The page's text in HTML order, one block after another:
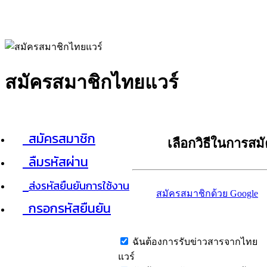
สมัครสมาชิกไทยแวร์
สมัครสมาชิก
ลืมรหัสผ่าน
ส่งรหัสยืนยันการใช้งาน
กรอกรหัสยืนยัน
เลือกวิธีในการส
สมัครสมาชิกด้วย Google
ฉันต้องการรับข่าวสารจากไทย
แวร์